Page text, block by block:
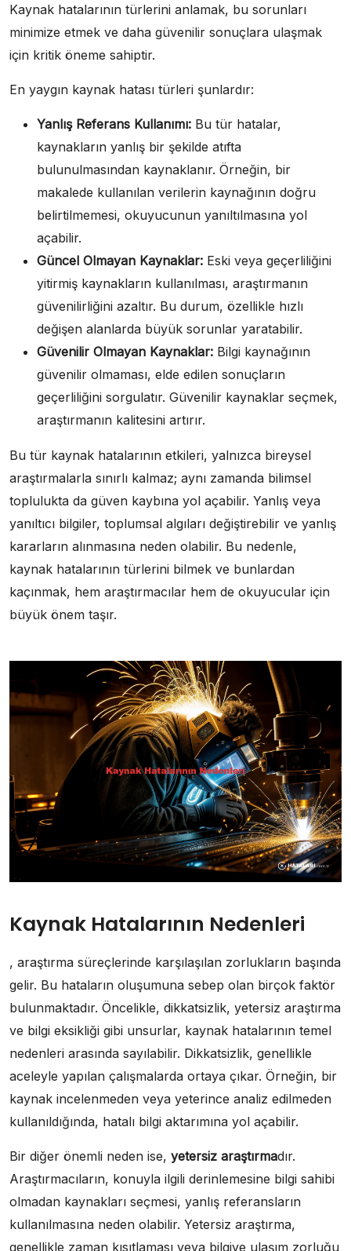
Kaynak hatalarının türlerini anlamak, bu sorunları
minimize etmek ve daha güvenilir sonuçlara ulaşmak
için kritik öneme sahiptir.
En yaygın kaynak hatası türleri şunlardır:
Yanlış Referans Kullanımı: Bu tür hatalar,
kaynakların yanlış bir şekilde atıfta
bulunulmasından kaynaklanır. Örneğin, bir
makalede kullanılan verilerin kaynağının doğru
belirtilmemesi, okuyucunun yanıltılmasına yol
açabilir.
Güncel Olmayan Kaynaklar: Eski veya geçerliliğini
yitirmiş kaynakların kullanılması, araştırmanın
güvenilirliğini azaltır. Bu durum, özellikle hızlı
değişen alanlarda büyük sorunlar yaratabilir.
Güvenilir Olmayan Kaynaklar: Bilgi kaynağının
güvenilir olmaması, elde edilen sonuçların
geçerliliğini sorgulatır. Güvenilir kaynaklar seçmek,
araştırmanın kalitesini artırır.
Bu tür kaynak hatalarının etkileri, yalnızca bireysel
araştırmalarla sınırlı kalmaz; aynı zamanda bilimsel
toplulukta da güven kaybına yol açabilir. Yanlış veya
yanıltıcı bilgiler, toplumsal algıları değiştirebilir ve yanlış
kararların alınmasına neden olabilir. Bu nedenle,
kaynak hatalarının türlerini bilmek ve bunlardan
kaçınmak, hem araştırmacılar hem de okuyucular için
büyük önem taşır.
Kaynak Hatalarının Nedenleri
, araştırma süreçlerinde karşılaşılan zorlukların başında
gelir. Bu hataların oluşumuna sebep olan birçok faktör
bulunmaktadır. Öncelikle, dikkatsizlik, yetersiz araştırma
ve bilgi eksikliği gibi unsurlar, kaynak hatalarının temel
nedenleri arasında sayılabilir. Dikkatsizlik, genellikle
aceleyle yapılan çalışmalarda ortaya çıkar. Örneğin, bir
kaynak incelenmeden veya yeterince analiz edilmeden
kullanıldığında, hatalı bilgi aktarımına yol açabilir.
Bir diğer önemli neden ise, yetersiz araştırmadır.
Araştırmacıların, konuyla ilgili derinlemesine bilgi sahibi
olmadan kaynakları seçmesi, yanlış referansların
kullanılmasına neden olabilir. Yetersiz araştırma,
genellikle zaman kısıtlaması veya bilgiye ulaşım zorluğu